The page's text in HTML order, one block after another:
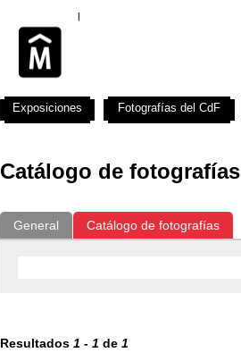
Catálogo de fotografías
General Catálogo de fotografías
Resultados 1 - 1 de 1
Exposiciones Fotografías del CdF